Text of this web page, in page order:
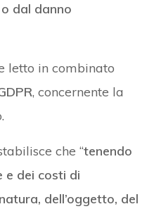
dal danno
letto in combinato
, concernente la
che “tenendo
e dei costi di
dell’oggetto, del